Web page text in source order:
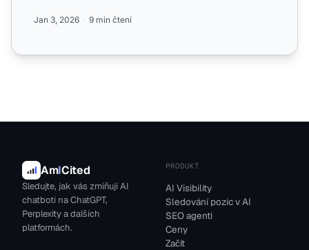
Jan 3, 2026 9 min čtení
AmICited
Sledujte, jak vás zmiňují AI
chatboti na ChatGPT,
Perplexity a dalších
platformách.
PRODUKT
AI Visibility
Sledování pozic v AI
SEO agenti
Ceny
Začít